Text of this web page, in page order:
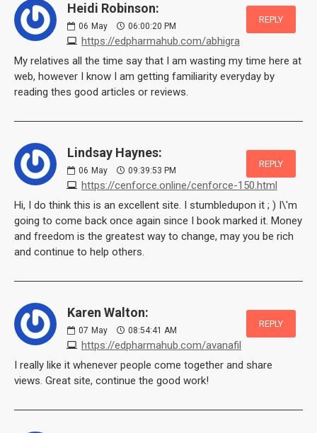
Heidi Robinson:
06 May 06:00:20 PM
https://edpharmahub.com/abhigra
REPLY
My relatives all the time say that I am wasting my time here at
web, however I know I am getting familiarity everyday by
reading thes good articles or reviews.
Lindsay Haynes:
06 May 09:39:53 PM
https://cenforce.online/cenforce-150.html
REPLY
Hi, I do think this is an excellent site. I stumbledupon it ; ) I\'m
going to come back once again since I book marked it. Money
and freedom is the greatest way to change, may you be rich
and continue to help others.
Karen Walton:
07 May 08:54:41 AM
https://edpharmahub.com/avanafil
REPLY
I really like it whenever people come together and share
views. Great site, continue the good work!